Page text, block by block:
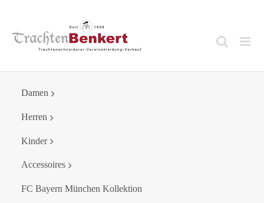
content
Damen
Herren
Kinder
Accessoires
FC Bayern München Kollektion